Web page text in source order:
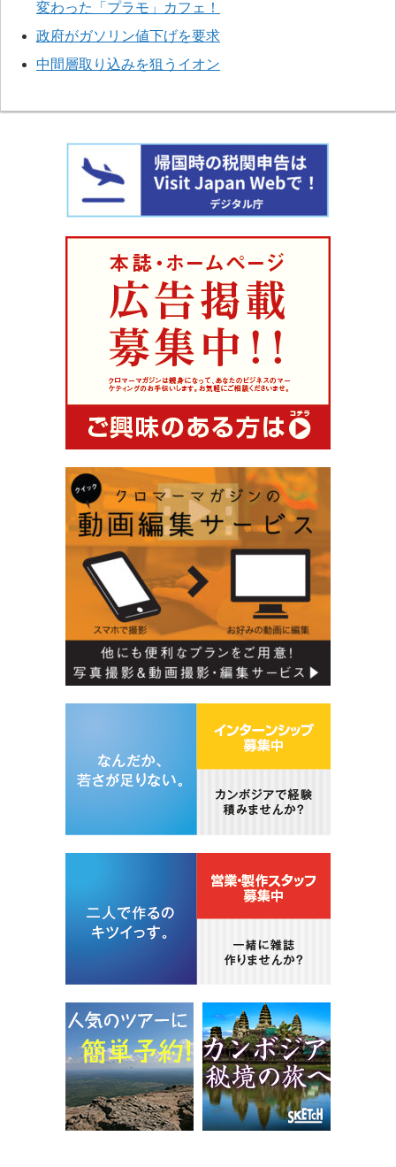
変わった「プラモ」カフェ！
政府がガソリン値下げを要求
中間層取り込みを狙うイオン